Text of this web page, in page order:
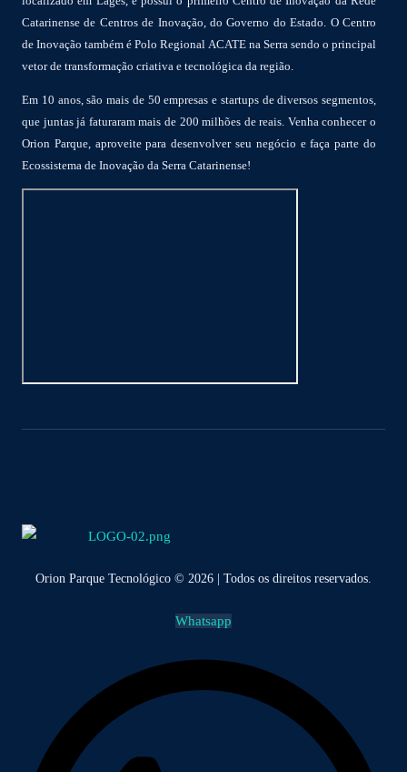
Catarinense de Centros de Inovação, do Governo do Estado. O Centro
de Inovação também é Polo Regional ACATE na Serra sendo o principal
vetor de transformação criativa e tecnológica da região.
Em 10 anos, são mais de 50 empresas e startups de diversos segmentos,
que juntas já faturaram mais de 200 milhões de reais. Venha conhecer o
Orion Parque, aproveite para desenvolver seu negócio e faça parte do
Ecossistema de Inovação da Serra Catarinense!
Orion Parque Tecnológico © 2026 | Todos os direitos reservados.
Whatsapp